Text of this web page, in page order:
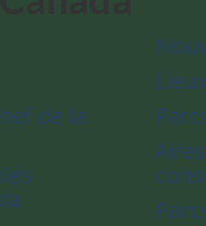
de la